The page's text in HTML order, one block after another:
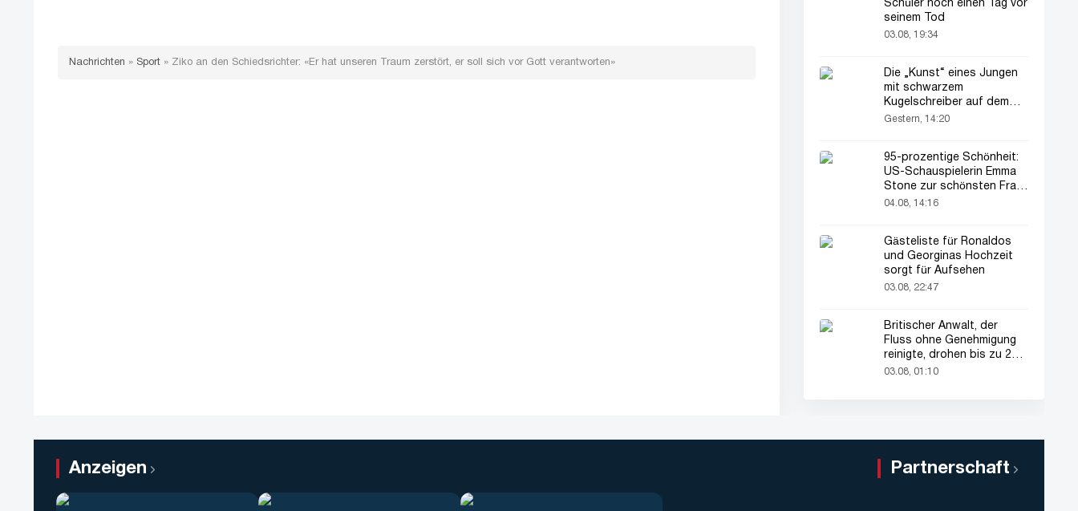
Nachrichten » Sport » Ziko an den Schiedsrichter: «Er hat unseren Traum zerstört, er soll sich vor Gott verantworten»
Schüler noch einen Tag vor
seinem Tod
03.08, 19:34
Die „Kunst“ eines Jungen
mit schwarzem
Kugelschreiber auf dem
Pass seines Vaters zieht
Gestern, 14:20
95-prozentige Schönheit:
US-Schauspielerin Emma
Stone zur schönsten Frau
der Welt gekürt
04.08, 14:16
Gästeliste für Ronaldos
und Georginas Hochzeit
sorgt für Aufsehen
03.08, 22:47
Britischer Anwalt, der
Fluss ohne Genehmigung
reinigte, drohen bis zu 2
Jahre Haft
03.08, 01:10
Anzeigen Partnerschaft